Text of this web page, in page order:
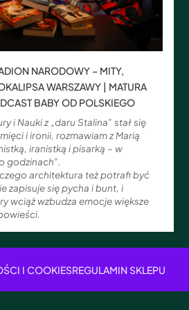
NARODOWY – MITY,
WARSZAWY | MATURA
BABY OD POLSKIEGO
i Nauki z „daru Stalina” stał się
i ironii, rozmawiam z Marią
iranistką i pisarką – w
godzinach”.
architektura też potrafi być
zapisuje się pycha i bunt, i
wciąż wzbudza emocje większe
I COOKIESREGULAMIN SKLEPU